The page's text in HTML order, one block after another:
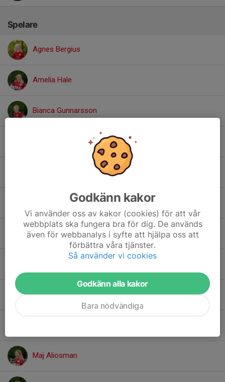
Spelare
Agnes Bergius
Amelia Hale
Bianca Gunnarsson
Charlie Bengtsson-Kabranian
Elsa Jacobsson
Emma Everitt
Julie Erixon
Maj Aliosman
Godkänn kakor
Vi använder oss av kakor (cookies) för att vår
webbplats ska fungera bra för dig. De används
även för webbanalys i syfte att hjälpa oss att
förbättra våra tjänster.
Så använder vi cookies
Godkänn alla kakor
Bara nödvändiga